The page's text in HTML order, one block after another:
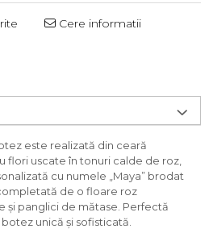
Cere informatii
este realizată din ceară
flori uscate în tonuri calde de roz,
cu numele „Maya” brodat
de o floare roz
și panglici de mătase. Perfectă
unică și sofisticată.